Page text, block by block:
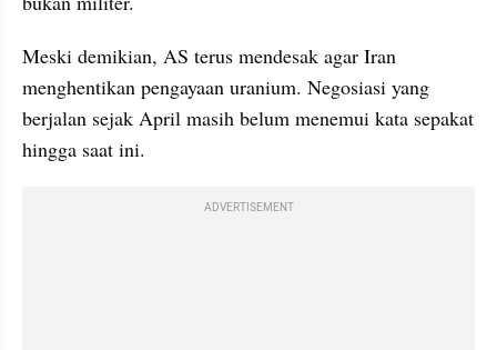
Meski demikian, AS terus mendesak agar Iran
menghentikan pengayaan uranium. Negosiasi yang
berjalan sejak April masih belum menemui kata sepakat
hingga saat ini.
ADVERTISEMENT